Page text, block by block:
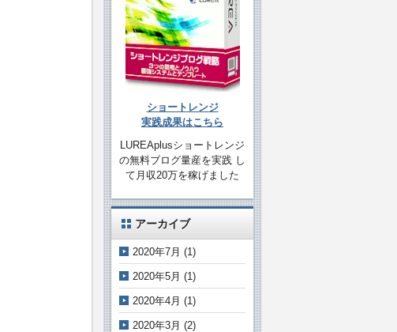
ショートレンジ
実践成果はこちら
LUREAplusショートレンジ
の無料ブログ量産を実践 し
て月収20万を稼げました
アーカイブ
2020年7月 (1)
2020年5月 (1)
2020年4月 (1)
2020年3月 (2)